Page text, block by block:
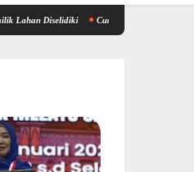
Curanmor Depan Halaman Laundry